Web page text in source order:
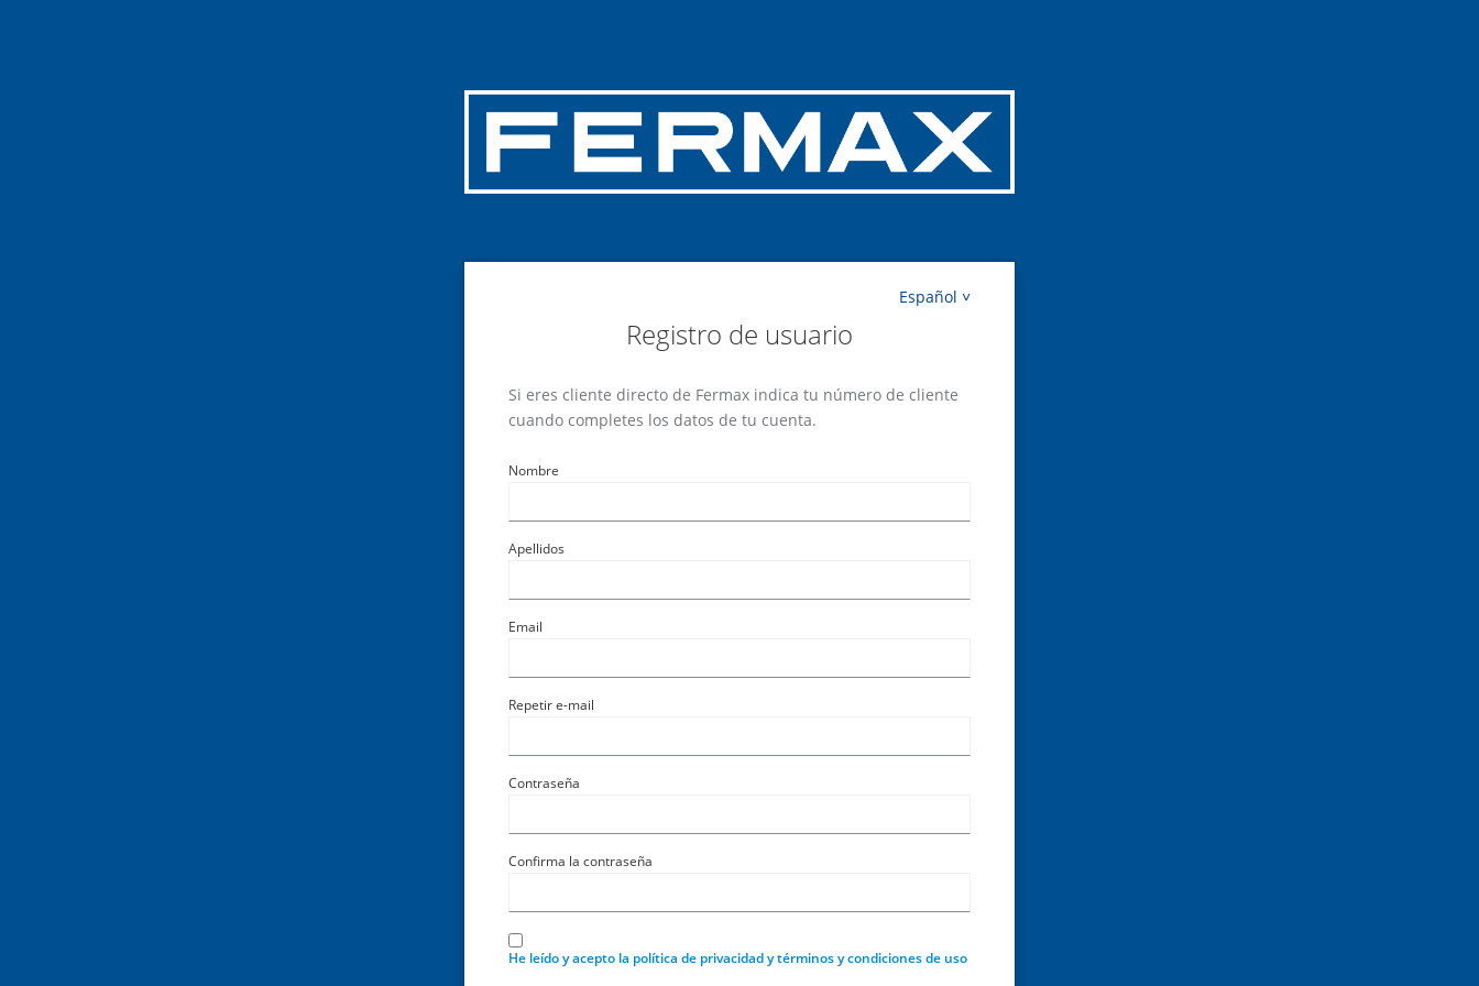
Español
Registro de usuario
Si eres cliente directo de Fermax indica tu número de cliente
cuando completes los datos de tu cuenta.
Nombre
Apellidos
Email
Repetir e-mail
Contraseña
Confirma la contraseña
He leído y acepto la política de privacidad y términos y condiciones de uso